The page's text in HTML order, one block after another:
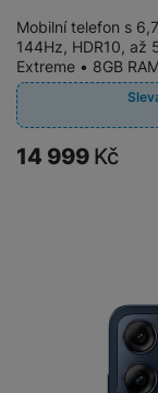
Mobilní telefon s
144Hz, HDR10, až
Extreme • 8GB
14 999 Kč